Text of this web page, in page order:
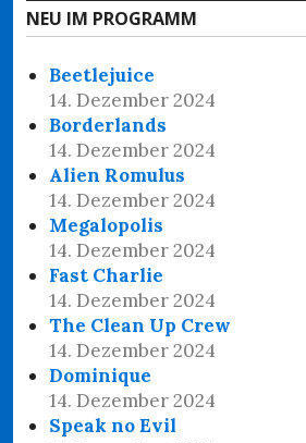
NEU IM PROGRAMM
Beetlejuice
14. Dezember 2024
Borderlands
14. Dezember 2024
Alien Romulus
14. Dezember 2024
Megalopolis
14. Dezember 2024
Fast Charlie
14. Dezember 2024
The Clean Up Crew
14. Dezember 2024
Dominique
14. Dezember 2024
Speak no Evil